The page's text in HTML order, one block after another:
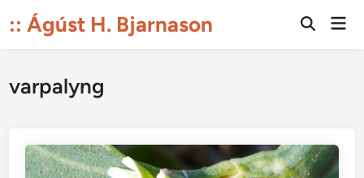
to:: Ágúst H. Bjarnason
Open
varpalyng